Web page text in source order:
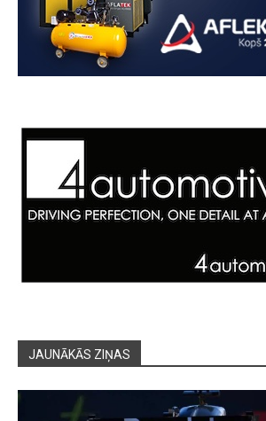
JAUNĀKĀS ZIŅAS